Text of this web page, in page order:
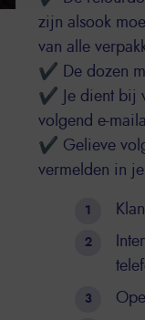
zijn alsook
van alle
✔ De dozen
✔ Je dient bij
volgend e-
✔ Gelieve
vermelden in